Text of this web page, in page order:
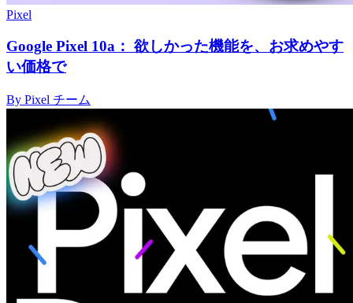
Pixel
Google Pixel 10a： 欲しかった機能を、お求めやす
い価格で
By Pixel チーム